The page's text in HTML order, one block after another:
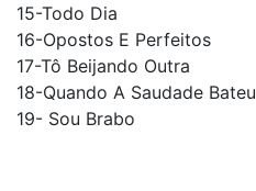
15-Todo Dia
16-Opostos E Perfeitos
17-Tô Beijando Outra
18-Quando A Saudade Bateu
19- Sou Brabo